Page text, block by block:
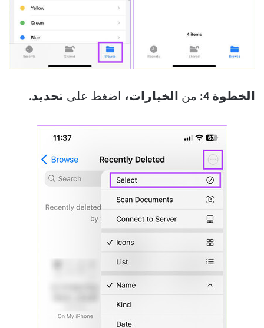
الخطوة 4: من الخيارات، اضغط على تحديد.